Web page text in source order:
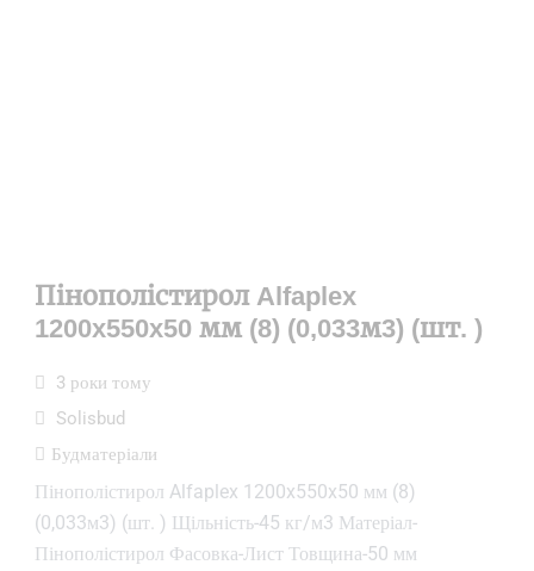
Пінополістирол Alfaplex
1200x550x50 мм (8) (0,033м3) (шт. )
3 роки тому
Solisbud
Будматеріали
Пінополістирол Alfaplex 1200x550x50 мм (8)
(0,033м3) (шт. ) Щільність-45 кг/м3 Матеріал-
Пінополістирол Фасовка-Лист Товщина-50 мм